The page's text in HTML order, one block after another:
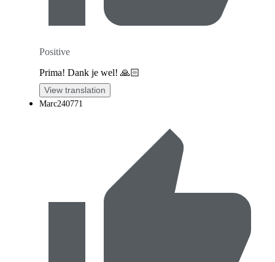
Positive
Prima! Dank je wel! 🙏🏻
View translation
Marc240771